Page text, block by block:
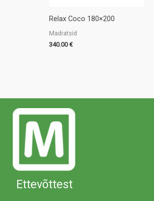
Relax Coco 180×200
Madratsid
340.00€
Ettevõttest